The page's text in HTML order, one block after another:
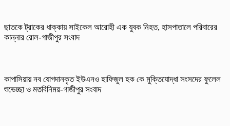
ছাতকে ট্রাকের ধাক্কায় সাইকেল আরোহী এক যুবক নিহত, হাসপাতালে পরিবারের
কান্নার রোল-গাজীপুর সংবাদ
কাপাসিয়ায় নব যোগদানকৃত ইউএনও হাফিজুল হক কে মুক্তিযোদ্ধা সংসদের ফুলেল
শুভেচ্ছা ও মতবিনিময়-গাজীপুর সংবাদ